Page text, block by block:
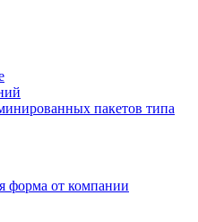
пакетов типа